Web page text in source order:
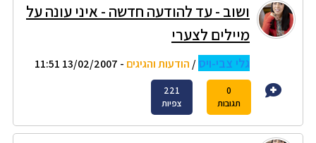
ושוב - עד להודעה חדשה - איני עונה על
מיילים לצערי
גלי צבי-ויס/ הודעות והגיגים - 13/02/2007 11:51
0
תגובות
221
צפיות